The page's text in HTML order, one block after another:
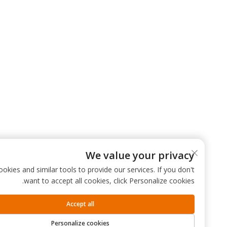
We value your privacy
use cookies and similar tools to provide our services. If you don't
want to accept all cookies, click Personalize cookies.
Personalize cookies
Accept all